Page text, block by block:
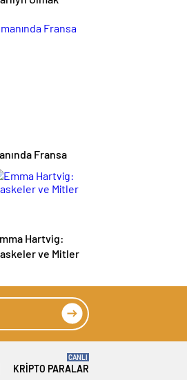
Fransa
Hartvig:
ve Mitler
KRIPTO PARALAR
CANLI